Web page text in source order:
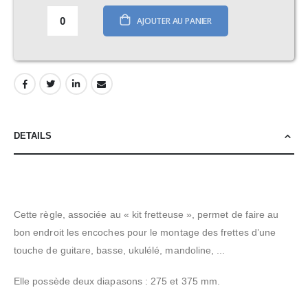
AJOUTER AU PANIER
DETAILS
Cette règle, associée au « kit fretteuse », permet de faire au
bon endroit les encoches pour le montage des frettes d’une
touche de guitare, basse, ukulélé, mandoline, ...
Elle possède deux diapasons : 275 et 375 mm.